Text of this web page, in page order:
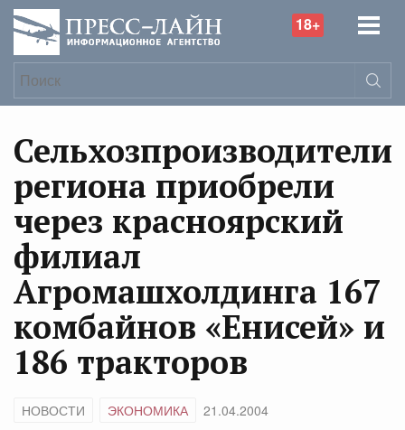
18+
Сельхозпроизводители
региона приобрели
через красноярский
филиал
Агромашхолдинга 167
комбайнов «Енисей» и
186 тракторов
НОВОСТИ ЭКОНОМИКА 21.04.2004